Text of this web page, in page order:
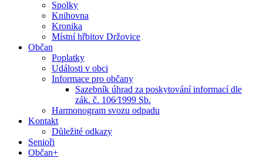
Spolky
Knihovna
Kronika
Místní hřbitov Držovice
Občan
Poplatky
Události v obci
Informace pro občany
Sazebník úhrad za poskytování informací dle
zák. č. 106⁄1999 Sb.
Harmonogram svozu odpadu
Kontakt
Důležité odkazy
Senioři
Občan+